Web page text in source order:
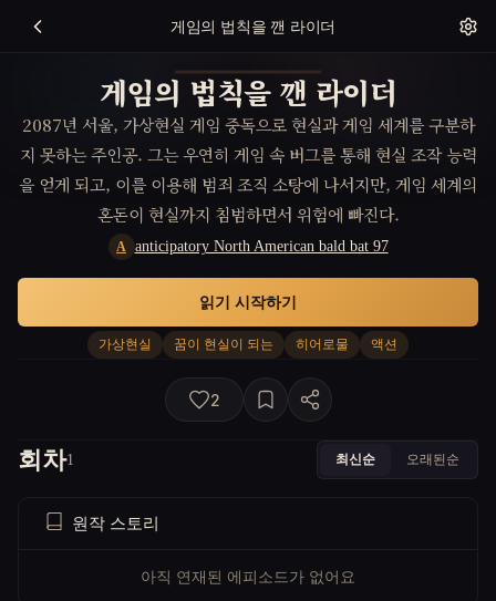
게임의 법칙을 깬 라이더
게임의 법칙을 깬 라이더
2087년 서울, 가상현실 게임 중독으로 현실과 게임 세계를 구분하
지 못하는 주인공. 그는 우연히 게임 속 버그를 통해 현실 조작 능력
을 얻게 되고, 이를 이용해 범죄 조직 소탕에 나서지만, 게임 세계의
혼돈이 현실까지 침범하면서 위험에 빠진다.
A anticipatory North American bald bat 97
가상현실 꿈이 현실이 되는 히어로물 액션
읽기 시작하기
2
회차1 최신순 오래된순
원작 스토리
아직 연재된 에피소드가 없어요